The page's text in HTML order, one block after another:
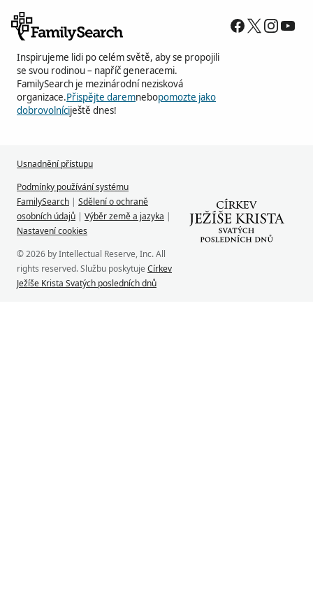
Inspirujeme lidi po celém světě, aby se propojili
se svou rodinou – napříč generacemi.
FamilySearch je mezinárodní nezisková
organizace.Přispějte daremnebopomozte jako
dobrovolníciještě dnes!
Usnadnění přístupu
Podmínky používání systému
FamilySearch | Sdělení o ochraně
osobních údajů | Výběr země a jazyka |
Nastavení cookies
© 2026 by Intellectual Reserve, Inc. All
rights reserved. Službu poskytuje Církev
Ježíše Krista Svatých posledních dnů